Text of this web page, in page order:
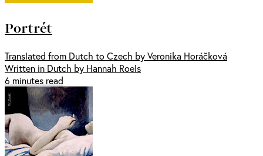
Portrét
Translated from Dutch to Czech by Veronika Horáčková
Written in Dutch by Hannah Roels
6 minutes read